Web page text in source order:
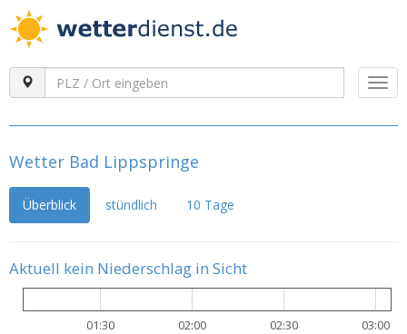
Wetter Bad Lippspringe
Überblick stündlich 10 Tage
Aktuell kein Niederschlag in Sicht
01:30 02:00 02:30 03:00